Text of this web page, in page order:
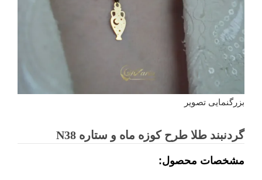
بزرگنمایی تصویر
گردنبند طلا طرح کوزه ماه و ستاره N38
مشخصات محصول: